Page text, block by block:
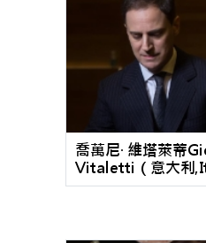
喬萬尼· 維塔萊蒂
Vitaletti（意大利